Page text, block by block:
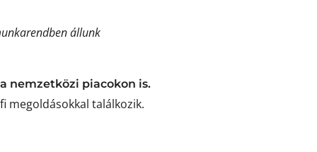
állunk
nemzetközi piacokon is.
megoldásokkal találkozik.